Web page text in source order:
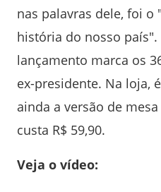
nas palavras dele, foi
história do nosso país".
lançamento marca os
ex-presidente. Na loja,
ainda a versão de
custa R$ 59,90.
Veja o vídeo: